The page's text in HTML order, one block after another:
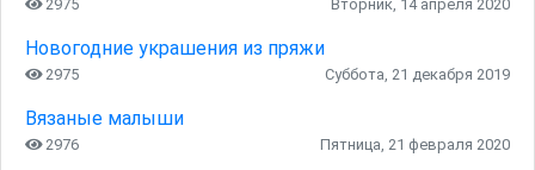
2975 Вторник, 14 апреля 2020
Новогодние украшения из пряжи
2975 Суббота, 21 декабря 2019
Вязаные малыши
2976 Пятница, 21 февраля 2020